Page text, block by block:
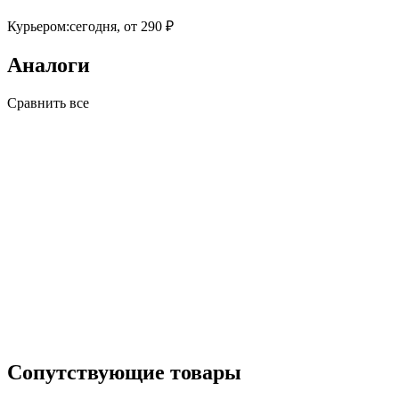
Курьером:сегодня, от 290 ₽
Аналоги
Сравнить все
Сопутствующие товары